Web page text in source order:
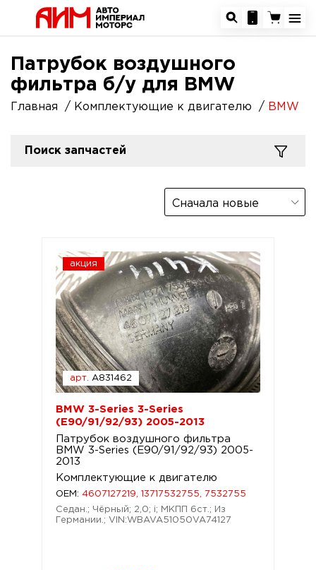
Патрубок воздушного
фильтра б/у для BMW
Главная Комплектующие к двигателю BMW
Поиск запчастей
Сначала новые
акция
арт. A831462
BMW 3-Series 3-Series
(E90/91/92/93) 2005-2013
Патрубок воздушного фильтра
BMW 3-Series (E90/91/92/93) 2005-
2013
Комплектующие к двигателю
OEM: 4607127219, 13717532755, 7532755
Седан.; Чёрный; 2,0; i; МКПП 6ст.; Из
Германии.; VIN:WBAVA51050VA74127